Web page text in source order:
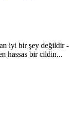
iyi bir şey değildir -
hassas bir cildin...